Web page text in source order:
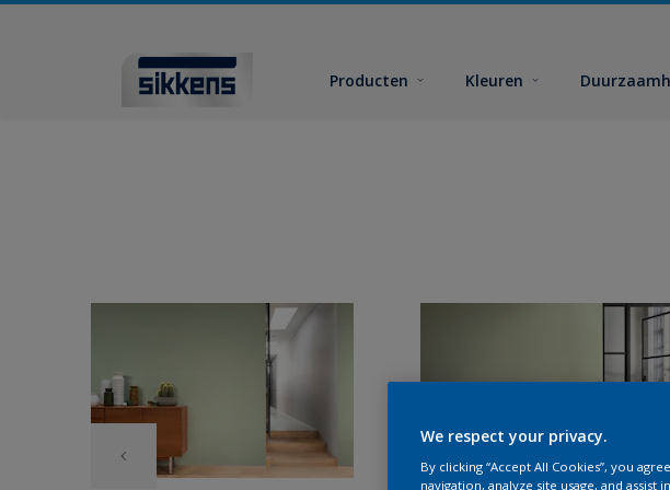
Producten Kleuren
We respect your privacy.
By clicking “Accept All Cookies”, you
navigation, analyze site usage, and assist